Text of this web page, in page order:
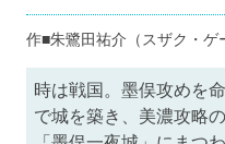
作■朱鷺田祐介（スザク・
時は戦国。墨俣攻めを
で城を築き、美濃攻略